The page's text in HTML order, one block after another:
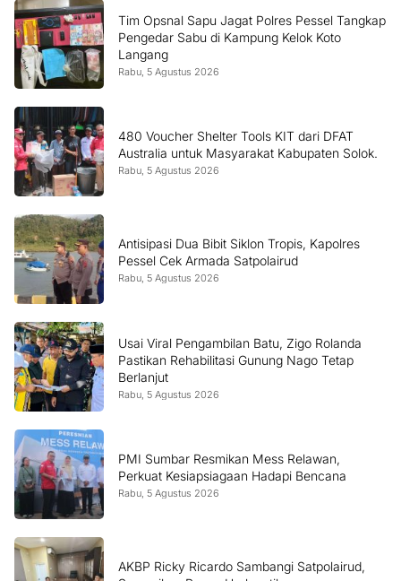
Tim Opsnal Sapu Jagat Polres Pessel Tangkap
Pengedar Sabu di Kampung Kelok Koto
Langang
Rabu, 5 Agustus 2026
480 Voucher Shelter Tools KIT dari DFAT
Australia untuk Masyarakat Kabupaten Solok.
Rabu, 5 Agustus 2026
Antisipasi Dua Bibit Siklon Tropis, Kapolres
Pessel Cek Armada Satpolairud
Rabu, 5 Agustus 2026
Usai Viral Pengambilan Batu, Zigo Rolanda
Pastikan Rehabilitasi Gunung Nago Tetap
Berlanjut
Rabu, 5 Agustus 2026
PMI Sumbar Resmikan Mess Relawan,
Perkuat Kesiapsiagaan Hadapi Bencana
Rabu, 5 Agustus 2026
AKBP Ricky Ricardo Sambangi Satpolairud,